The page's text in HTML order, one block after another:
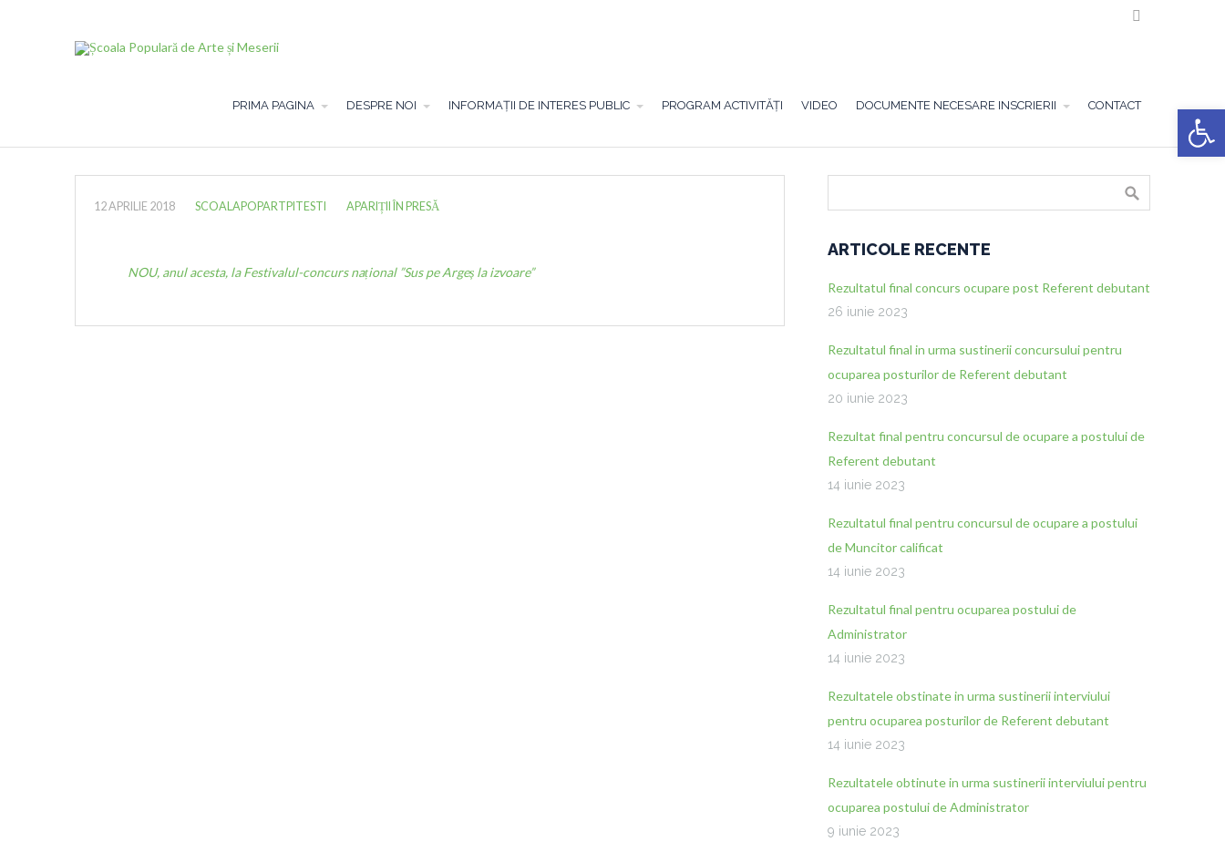

PRIMA PAGINA DESPRE NOI INFORMAȚII DE INTERES PUBLIC PROGRAM ACTIVITĂȚI VIDEO DOCUMENTE NECESARE INSCRIERII CONTACT
12 APRILIE 2018 SCOALAPOPARTPITESTI APARIȚII ÎN PRESĂ
NOU, anul acesta, la Festivalul-concurs național ”Sus pe Argeș la izvoare”
ARTICOLE RECENTE
Rezultatul final concurs ocupare post Referent debutant
26 iunie 2023
Rezultatul final in urma sustinerii concursului pentru
ocuparea posturilor de Referent debutant
20 iunie 2023
Rezultat final pentru concursul de ocupare a postului de
Referent debutant
14 iunie 2023
Rezultatul final pentru concursul de ocupare a postului
de Muncitor calificat
14 iunie 2023
Rezultatul final pentru ocuparea postului de
Administrator
14 iunie 2023
Rezultatele obstinate in urma sustinerii interviului
pentru ocuparea posturilor de Referent debutant
14 iunie 2023
Rezultatele obtinute in urma sustinerii interviului pentru
ocuparea postului de Administrator
9 iunie 2023
Deschide